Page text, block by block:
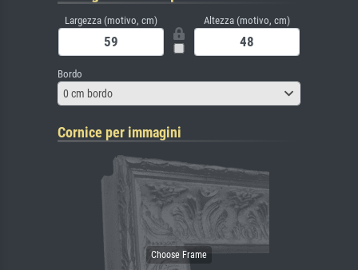
Largezza (motivo, cm) Altezza (motivo, cm)
Bordo
0 cm bordo
Cornice per immagini